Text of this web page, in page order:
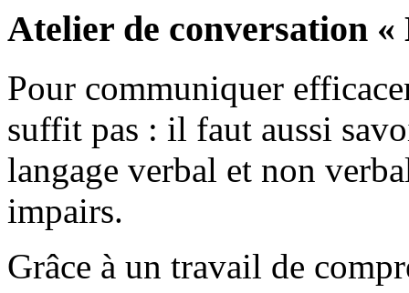
Atelier de conversation
Pour communiquer
suffit pas : il faut aussi
langage verbal et non
impairs.
Grâce à un travail de